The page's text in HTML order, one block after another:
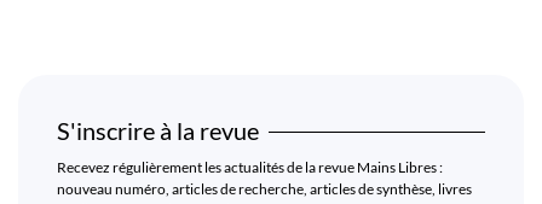
S'inscrire à la revue
Recevez régulièrement les actualités de la revue Mains Libres :
nouveau numéro, articles de recherche, articles de synthèse, livres